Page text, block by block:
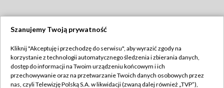
TVP
Abonament TVP
Regulamin TVP
Szanujemy Twoją prywatność
Kliknij "Akceptuję i przechodzę do serwisu", aby wyrazić zgody na
korzystanie z technologii automatycznego śledzenia i zbierania danych,
dostęp do informacji na Twoim urządzeniu końcowym i ich
przechowywanie oraz na przetwarzanie Twoich danych osobowych przez
nas, czyli Telewizję Polską S.A. w likwidacji (zwaną dalej również „TVP”),